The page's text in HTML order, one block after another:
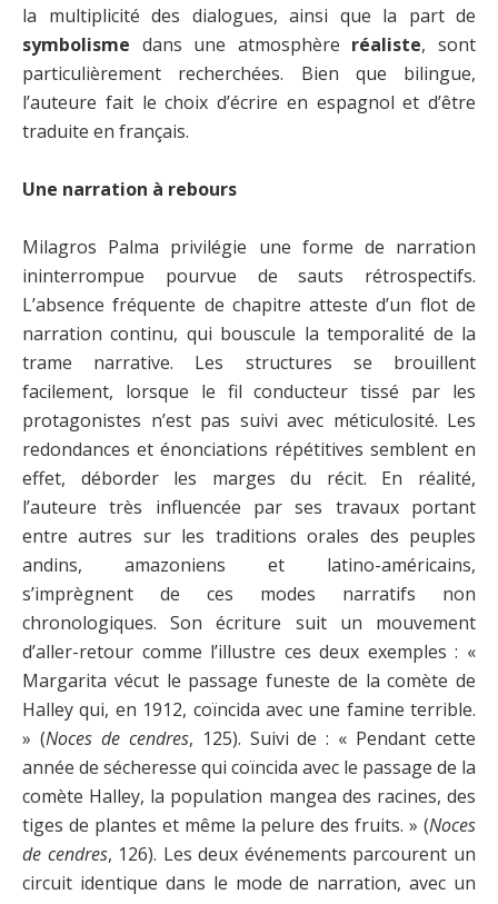
la multiplicité des dialogues, ainsi que la part de
symbolisme dans une atmosphère réaliste, sont
particulièrement recherchées. Bien que bilingue,
l’auteure fait le choix d’écrire en espagnol et d’être
traduite en français.
Une narration à rebours
Milagros Palma privilégie une forme de narration
ininterrompue pourvue de sauts rétrospectifs.
L’absence fréquente de chapitre atteste d’un flot de
narration continu, qui bouscule la temporalité de la
trame narrative. Les structures se brouillent
facilement, lorsque le fil conducteur tissé par les
protagonistes n’est pas suivi avec méticulosité. Les
redondances et énonciations répétitives semblent en
effet, déborder les marges du récit. En réalité,
l’auteure très influencée par ses travaux portant
entre autres sur les traditions orales des peuples
andins, amazoniens et latino-américains,
s’imprègnent de ces modes narratifs non
chronologiques. Son écriture suit un mouvement
d’aller-retour comme l’illustre ces deux exemples : «
Margarita vécut le passage funeste de la comète de
Halley qui, en 1912, coïncida avec une famine terrible.
» (Noces de cendres, 125). Suivi de : « Pendant cette
année de sécheresse qui coïncida avec le passage de la
comète Halley, la population mangea des racines, des
tiges de plantes et même la pelure des fruits. » (Noces
de cendres, 126). Les deux événements parcourent un
circuit identique dans le mode de narration, avec un